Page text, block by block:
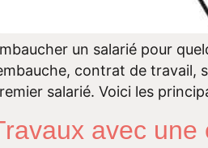
un salarié pour
contrat de travail,
salarié. Voici les
avec une